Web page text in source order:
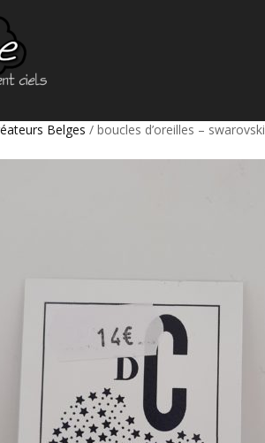
Belges / boucles d’oreilles – swarovski